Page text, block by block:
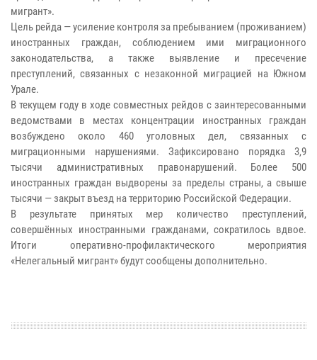
мигрант».
Цель рейда — усиление контроля за пребыванием (проживанием)
иностранных граждан, соблюдением ими миграционного
законодательства, а также выявление и пресечение
преступлений, связанных с незаконной миграцией на Южном
Урале.
В текущем году в ходе совместных рейдов с заинтересованными
ведомствами в местах концентрации иностранных граждан
возбуждено около 460 уголовных дел, связанных с
миграционными нарушениями. Зафиксировано порядка 3,9
тысячи административных правонарушений. Более 500
иностранных граждан выдворены за пределы страны, а свыше
тысячи — закрыт въезд на территорию Российской Федерации.
В результате принятых мер количество преступлений,
совершённых иностранными гражданами, сократилось вдвое.
Итоги оперативно-профилактического мероприятия
«Нелегальный мигрант» будут сообщены дополнительно.